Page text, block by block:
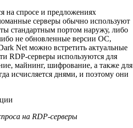
на спросе и предложениях
серверы обычно используют
стандартным портом наружу, либо
не обновленные версии ОС,
Net можно встретить актуальные
RDP-серверы используются для
майнинг, шифрование, а также для
исчисляется днями, и поэтому они
на RDP-серверы